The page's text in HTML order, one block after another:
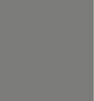
die.hofkiste/
p/Die-